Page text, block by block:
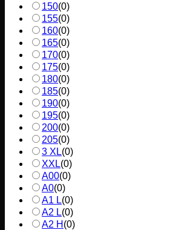
150(0)
155(0)
160(0)
165(0)
170(0)
175(0)
180(0)
185(0)
190(0)
195(0)
200(0)
205(0)
3 XL(0)
XXL(0)
A00(0)
A0(0)
A1 L(0)
A2 L(0)
A2 H (0)